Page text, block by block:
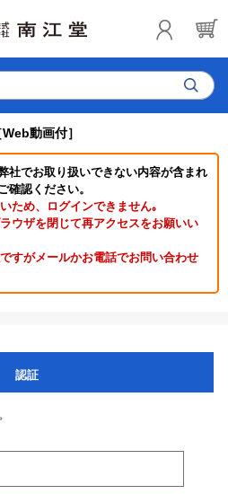
動画付］
社でお取り扱いできない内容が含まれ
確認ください。
ため、ログインできません｡
ウザを閉じて再アクセスをお願いい
すがメールかお電話でお問い合わせ
認証